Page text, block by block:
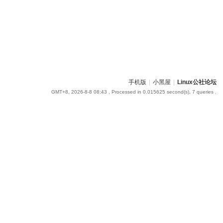
手机版 小黑屋 Linux公社论坛
GMT+8, 2026-8-8 08:43 , Processed in 0.015625 second(s), 7 queries .